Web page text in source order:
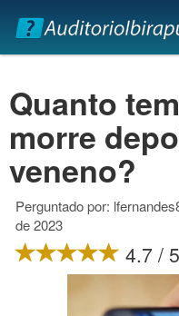
Quanto
morre
veneno?
Perguntado por:
de 2023
4.7 / 5